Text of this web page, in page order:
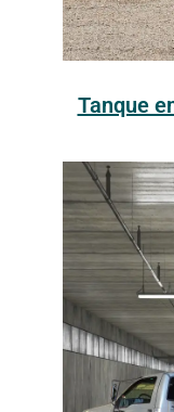
Tanque